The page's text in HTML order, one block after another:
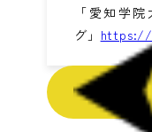
「愛知学
グ」 https://